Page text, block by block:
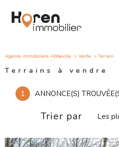
Agence immobilière Abbeville Vente Terrain
Terrains à vendre
1 ANNONCE(S)
Trier par Les